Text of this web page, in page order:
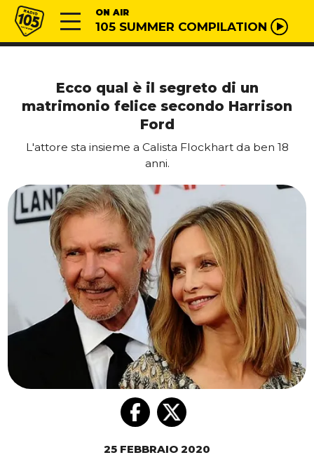
Vai al contenuto
Radio 105 ON AIR
105 SUMMER COMPILATION
Ecco qual è il segreto di un
matrimonio felice secondo Harrison
Ford
L'attore sta insieme a Calista Flockhart da ben 18
anni.
25 FEBBRAIO 2020